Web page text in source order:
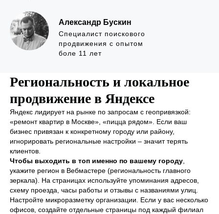
Александр Бускин
Специалист поискового
продвижения с опытом
боле 11 лет
Региональность и локальное
продвижение в Яндексе
Яндекс лидирует на рынке по запросам с геопривязкой:
«ремонт квартир в Москве», «пицца рядом». Если ваш
бизнес привязан к конкретному городу или району,
игнорировать региональные настройки – значит терять
клиентов.
Чтобы выходить в топ именно по вашему городу
укажите регион в Вебмастере (региональность главного
зеркала). На страницах используйте упоминания адресов,
схему проезда, часы работы и отзывы с названиями улиц.
Настройте микроразметку организации. Если у вас несколько
офисов, создайте отдельные страницы под каждый филиал